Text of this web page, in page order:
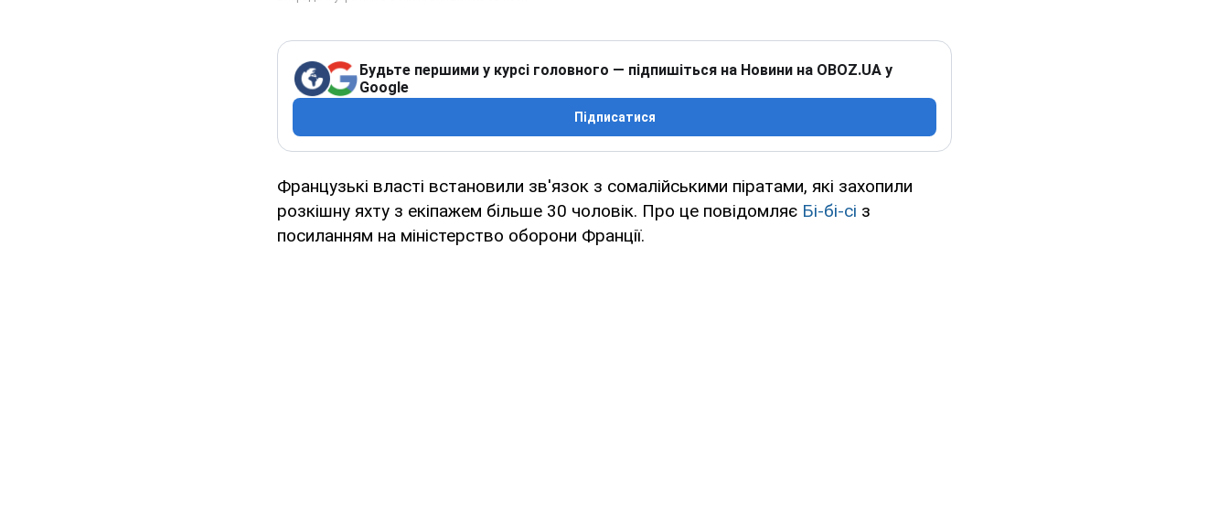
Будьте першими у курсі головного — підпишіться на Новини на OBOZ.UA у
Google
Підписатися
Французькі власті встановили зв'язок з сомалійськими піратами, які захопили
розкішну яхту з екіпажем більше 30 чоловік. Про це повідомляє Бі-бі-сі з
посиланням на міністерство оборони Франції.